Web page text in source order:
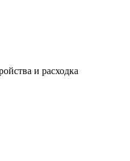
и расходка